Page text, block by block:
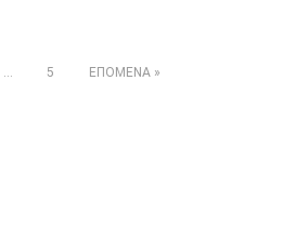
5 ΕΠΌΜΕΝΑ